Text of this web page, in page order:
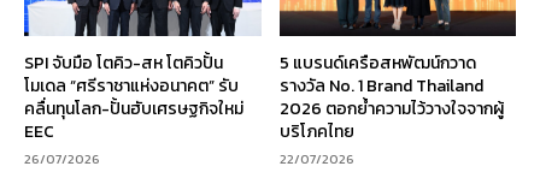
SPI จับมือ โตคิว-สห โตคิวปั้น
โมเดล “ศรีราชาแห่งอนาคต” รับ
คลื่นทุนโลก-ปั้นฮับเศรษฐกิจใหม่
EEC
26/07/2026
5 แบรนด์เครือสหพัฒน์กวาด
รางวัล No. 1 Brand Thailand
2026 ตอกย้ำความไว้วางใจจากผู้
บริโภคไทย
22/07/2026